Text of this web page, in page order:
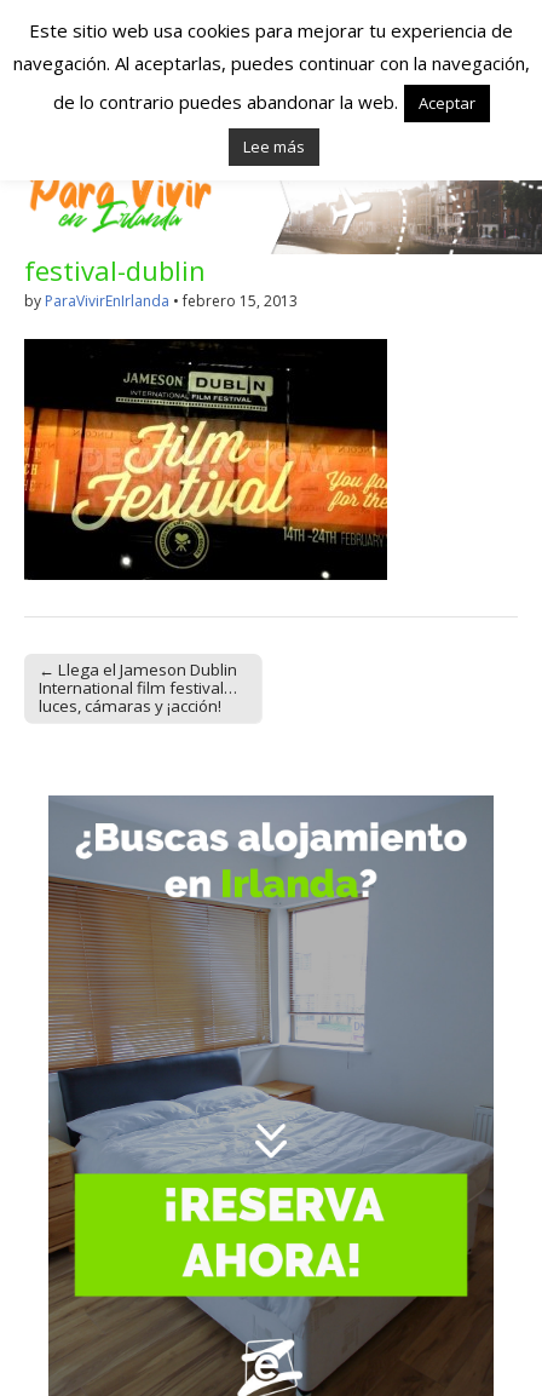
Españoles en
Irlanda – Vivir en
Irlanda – Trabajo
en Irlanda –
Alojamiento en
Irlanda
Blog dedicado a los que viven, estudian y trabajan en
Irlanda!
festival-dublin
by ParaVivirEnIrlanda •febrero 15, 2013
Post navigation
← Llega el Jameson Dublin
International film festival…
luces, cámaras y ¡acción!
Este sitio web usa cookies para mejorar tu experiencia de
navegación. Al aceptarlas, puedes continuar con la navegación,
de lo contrario puedes abandonar la web.
Aceptar
Lee más